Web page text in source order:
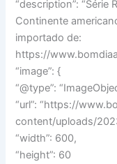
“description”: “Série
Continente
importado de:
https://
“image”: {
“@type”:
“url”: “https://
content/uploads/
“width”: 600,
“height”: 60